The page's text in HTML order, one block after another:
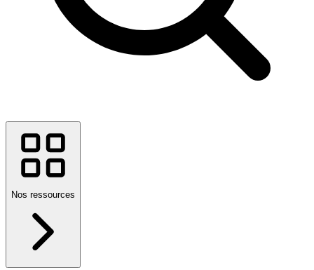
Nos ressources